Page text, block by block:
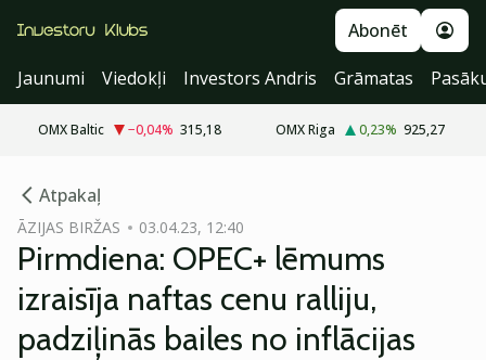
Abonēt
Jaunumi
Viedokļi Investors Andris Grāmatas
OMX Baltic −0,04% 315,18 OMX Riga 0,23% 925,27
Atpakaļ
ĀZIJAS BIRŽAS 03.04.23, 12:40
Pirmdiena: OPEC+ lēmums
izraisīja naftas cenu ralliju,
padziļinās bailes no inflācijas